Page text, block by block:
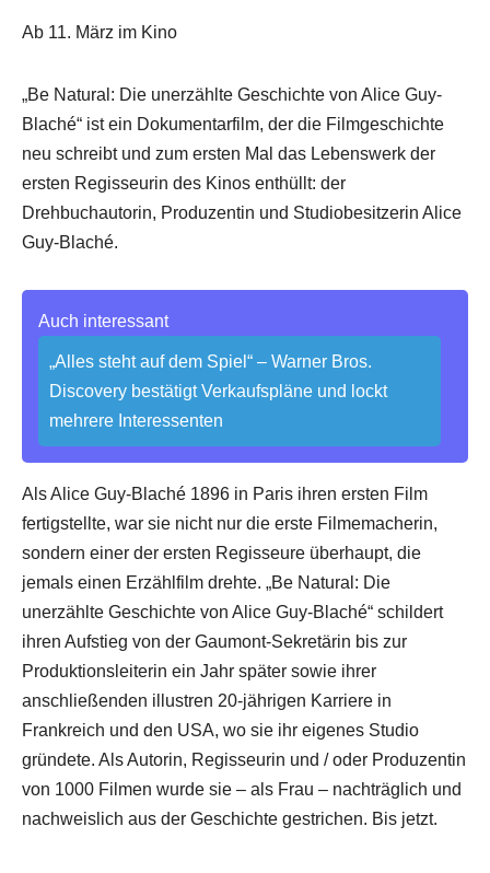
Ab 11. März im Kino
„Be Natural: Die unerzählte Geschichte von Alice Guy-
Blaché“ ist ein Dokumentarfilm, der die Filmgeschichte
neu schreibt und zum ersten Mal das Lebenswerk der
ersten Regisseurin des Kinos enthüllt: der
Drehbuchautorin, Produzentin und Studiobesitzerin Alice
Guy-Blaché.
Auch interessant
„Alles steht auf dem Spiel“ – Warner Bros.
Discovery bestätigt Verkaufspläne und lockt
mehrere Interessenten
Als Alice Guy-Blaché 1896 in Paris ihren ersten Film
fertigstellte, war sie nicht nur die erste Filmemacherin,
sondern einer der ersten Regisseure überhaupt, die
jemals einen Erzählfilm drehte. „Be Natural: Die
unerzählte Geschichte von Alice Guy-Blaché“ schildert
ihren Aufstieg von der Gaumont-Sekretärin bis zur
Produktionsleiterin ein Jahr später sowie ihrer
anschließenden illustren 20-jährigen Karriere in
Frankreich und den USA, wo sie ihr eigenes Studio
gründete. Als Autorin, Regisseurin und / oder Produzentin
von 1000 Filmen wurde sie – als Frau – nachträglich und
nachweislich aus der Geschichte gestrichen. Bis jetzt.